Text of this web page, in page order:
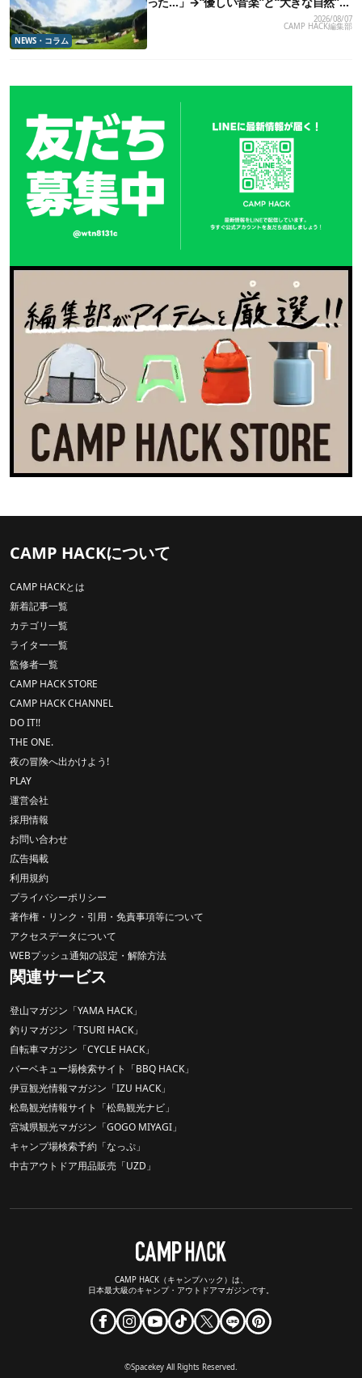
NEWS・コラム
2026/08/07
CAMP HACK編集部
CAMP HACKについて
CAMP HACKとは
新着記事一覧
カテゴリ一覧
ライター一覧
監修者一覧
CAMP HACK STORE
CAMP HACK CHANNEL
DO IT!!
THE ONE.
夜の冒険へ出かけよう!
PLAY
運営会社
採用情報
お問い合わせ
広告掲載
利用規約
プライバシーポリシー
著作権・リンク・引用・免責事項等について
アクセスデータについて
WEBプッシュ通知の設定・解除方法
関連サービス
登山マガジン「YAMA HACK」
釣りマガジン「TSURI HACK」
自転車マガジン「CYCLE HACK」
バーベキュー場検索サイト「BBQ HACK」
伊豆観光情報マガジン「IZU HACK」
松島観光情報サイト「松島観光ナビ」
宮城県観光マガジン「GOGO MIYAGI」
キャンプ場検索予約「なっぷ」
中古アウトドア用品販売「UZD」
CAMP HACK（キャンプハック）は、
日本最大級のキャンプ・アウトドアマガジンです。
©Spacekey All Rights Reserved.